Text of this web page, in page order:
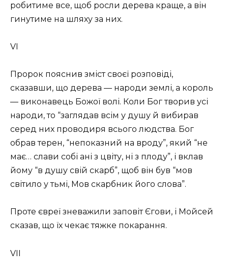
робитиме все, щоб росли дерева краще, а він
гинутиме на шляху за них.
VI
Пророк пояснив зміст своєї розповіді,
сказавши, що дерева — народи землі, а король
— виконавець Божої волі. Коли Бог творив усі
народи, то “заглядав всім у душу й вибирав
серед них проводиря всього людства. Бог
обрав терен, “непоказний на вроду”, який “не
має… слави собі ані з цвіту, ні з плоду”, і вклав
йому “в душу свій скарб”, щоб він був “мов
світило у тьмі, Мов скарбник його слова”.
Проте євреї зневажили заповіт Єгови, і Мойсей
сказав, що їх чекає тяжке покарання.
VII